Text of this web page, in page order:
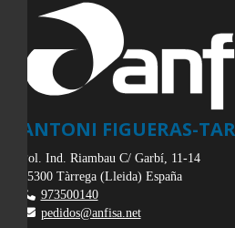
ANTONI FIGUERAS-
Pol. Ind. Riambau C/ Garbí, 11-14
25300 Tàrrega (Lleida) España
973500140
pedidos@anfisa.net